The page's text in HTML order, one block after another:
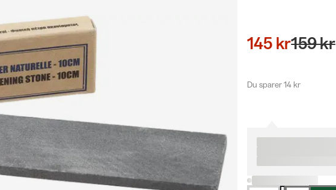
145 kr159 kr
Du sparer 14 kr